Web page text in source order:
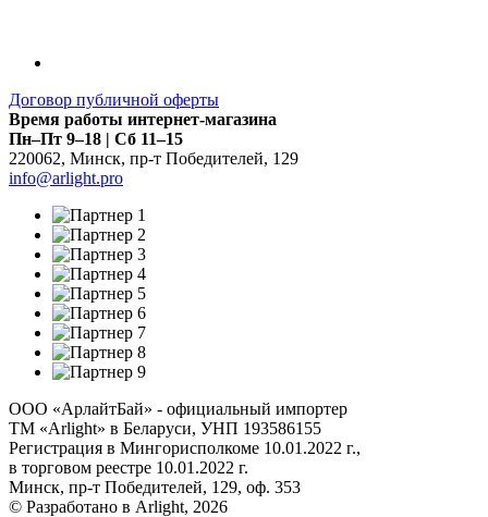
Договор публичной оферты
Время работы интернет-магазина
Пн–Пт 9–18 | Сб 11–15
220062, Минск, пр-т Победителей, 129
info@arlight.pro
ООО «АрлайтБай» - официальный импортер
ТМ «Arlight» в Беларуси, УНП 193586155
Регистрация в Мингорисполкоме 10.01.2022 г.,
в торговом реестре 10.01.2022 г.
Минск, пр-т Победителей, 129, оф. 353
© Разработано в Arlight, 2026